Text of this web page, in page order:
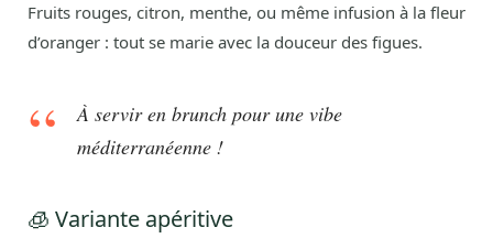
Fruits rouges, citron, menthe, ou même infusion à la fleur
d’oranger : tout se marie avec la douceur des figues.
À servir en brunch pour une vibe
méditerranéenne !
🧊 Variante apéritive